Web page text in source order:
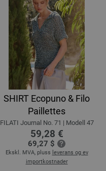
SHIRT Ecopuno & Filo
Paillettes
FILATI Journal No. 71 | Modell 47
59,28 €
69,27 $
Ekskl. MVA, pluss leverans og ev
importkostnader